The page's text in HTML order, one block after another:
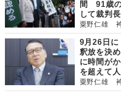
間 91歳の
して裁判
粟野仁雄
9月26日
釈放を決
に時間が
を超えて人
粟野仁雄